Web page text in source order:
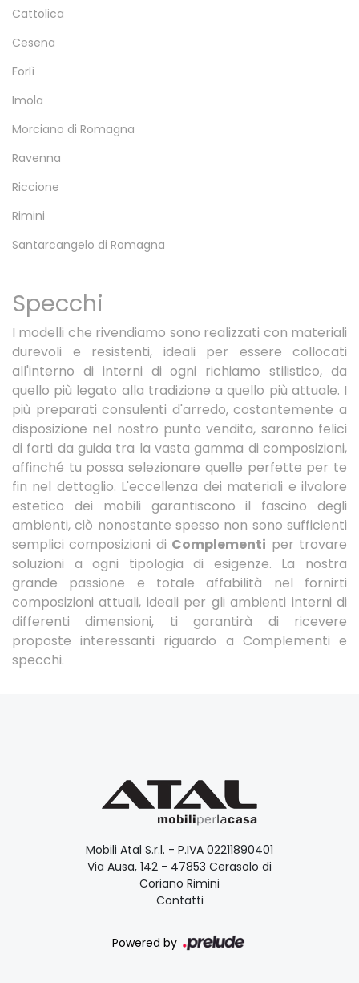
Cattolica
Cesena
Forlì
Imola
Morciano di Romagna
Ravenna
Riccione
Rimini
Santarcangelo di Romagna
Specchi
I modelli che rivendiamo sono realizzati con materiali
durevoli e resistenti, ideali per essere collocati
all'interno di interni di ogni richiamo stilistico, da
quello più legato alla tradizione a quello più attuale. I
più preparati consulenti d'arredo, costantemente a
disposizione nel nostro punto vendita, saranno felici
di farti da guida tra la vasta gamma di composizioni,
affinché tu possa selezionare quelle perfette per te
fin nel dettaglio. L'eccellenza dei materiali e ilvalore
estetico dei mobili garantiscono il fascino degli
ambienti, ciò nonostante spesso non sono sufficienti
semplici composizioni di Complementi per trovare
soluzioni a ogni tipologia di esigenze. La nostra
grande passione e totale affabilità nel fornirti
composizioni attuali, ideali per gli ambienti interni di
differenti dimensioni, ti garantirà di ricevere
proposte interessanti riguardo a Complementi e
specchi.
Mobili Atal S.r.l. - P.IVA 02211890401
Via Ausa, 142 - 47853 Cerasolo di
Coriano Rimini
Contatti
Powered by